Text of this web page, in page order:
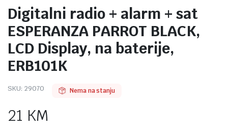
Digitalni radio + alarm + sat
ESPERANZA PARROT BLACK,
LCD Display, na baterije,
ERB101K
SKU: 29070 Nema na stanju
21 KM